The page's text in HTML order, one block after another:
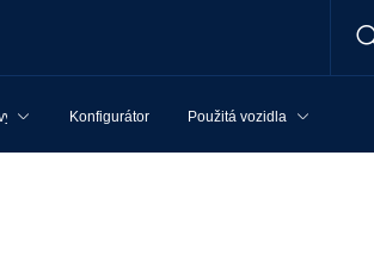
Konfigurátor Použitá vozidla